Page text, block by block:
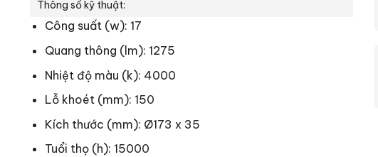
Thông số kỹ thuật:
Công suất (w): 17
Quang thông (lm): 1275
Nhiệt độ màu (k): 4000
Lỗ khoét (mm): 150
Kích thước (mm): Ø173 x 35
Tuổi thọ (h): 15000